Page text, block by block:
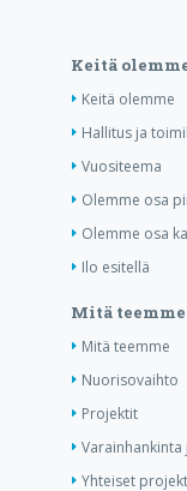
Keitä
Keitä olemme
Hallitus ja
Vuositeema
Olemme osa
Olemme osa
Ilo esitellä
Mitä teemme
Mitä teemme
Nuorisovaihto
Projektit
Yhteiset